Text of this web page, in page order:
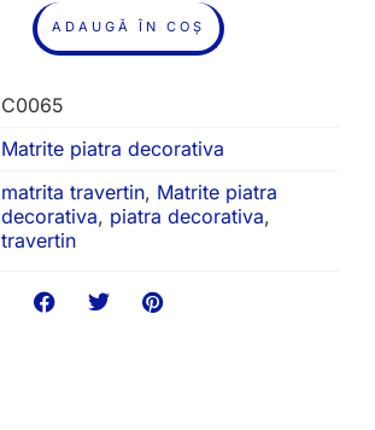
ADAUGĂ ÎN COȘ
C0065
Matrite piatra decorativa
matrita travertin, Matrite piatra
decorativa, piatra decorativa,
travertin